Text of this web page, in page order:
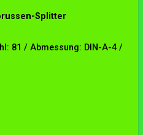
Splitter
81 / Abmessung: DIN-A-4 /